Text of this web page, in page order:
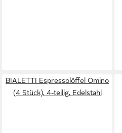
BIALETTI Espressolöffel Omino
(4 Stück), 4-teilig, Edelstahl